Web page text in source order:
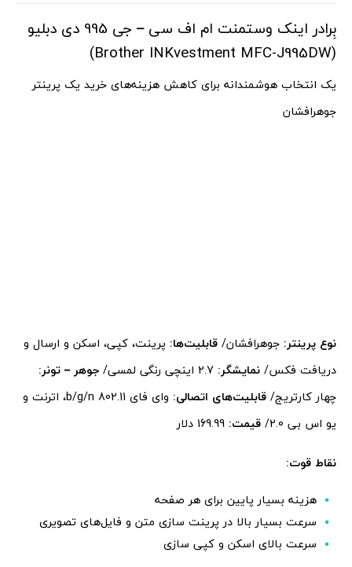
بِرادر اینک وستمنت ام اف سی – جی 995 دی دبلیو
(Brother INKvestment MFC-J995DW)
یک انتخاب هوشمندانه برای کاهش هزینه‌های خرید یک پرینتر
جوهرافشان
نوع پرینتر: جوهرافشان/ قابلیت‌ها: پرینت، کپی، اسکن و ارسال و
دریافت فکس/ نمایشگر:
جوهر – تونر:
چهار کارتریج/ قابلیت‌های اتصالی:
وای فای 802.11 b/g/n، اترنت و
یو اس بی 2.0/
قیمت:
نقاط قوت:
هزینه بسیار پایین برای هر صفحه
سرعت بسیار بالا در پرینت سازی متن و فایل‌های تصویری
سرعت بالای اسکن و کپی سازی